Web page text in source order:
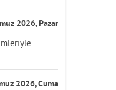
2026, Pazar
2026, Cuma